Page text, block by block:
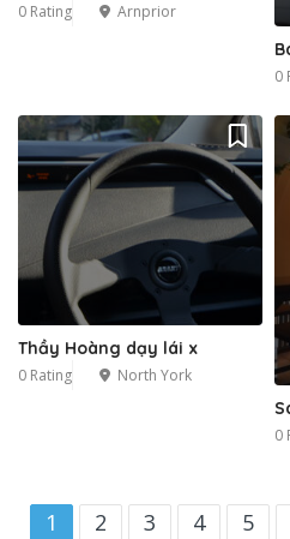
0 Rating Arnprior
0
Thầy Hoàng dạy lái x
0 Rating North York
0
1 2 3 4 5